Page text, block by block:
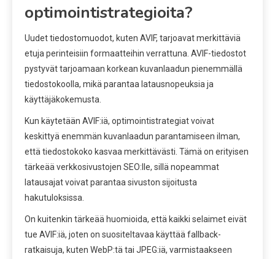
optimointistrategioita?
Uudet tiedostomuodot, kuten AVIF, tarjoavat merkittäviä
etuja perinteisiin formaatteihin verrattuna. AVIF-tiedostot
pystyvät tarjoamaan korkean kuvanlaadun pienemmällä
tiedostokoolla, mikä parantaa latausnopeuksia ja
käyttäjäkokemusta.
Kun käytetään AVIF:iä, optimointistrategiat voivat
keskittyä enemmän kuvanlaadun parantamiseen ilman,
että tiedostokoko kasvaa merkittävästi. Tämä on erityisen
tärkeää verkkosivustojen SEO:lle, sillä nopeammat
latausajat voivat parantaa sivuston sijoitusta
hakutuloksissa.
On kuitenkin tärkeää huomioida, että kaikki selaimet eivät
tue AVIF:iä, joten on suositeltavaa käyttää fallback-
ratkaisuja, kuten WebP:tä tai JPEG:iä, varmistaakseen